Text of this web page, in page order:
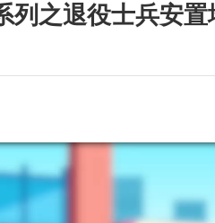
列之退役士兵安置